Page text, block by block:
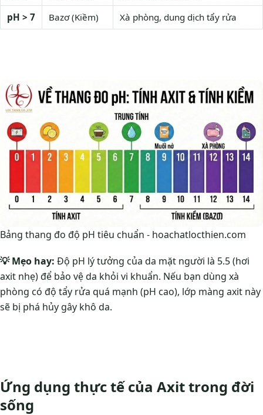
pH > 7
Bazơ (Kiềm) Xà phòng, dung dịch tẩy rửa
Bảng thang đo độ pH tiêu chuẩn - hoachatlocthien.com
💡 Mẹo hay: Độ pH lý tưởng của da mặt người là 5.5 (hơi
axit nhẹ) để bảo vệ da khỏi vi khuẩn. Nếu bạn dùng xà
phòng có độ tẩy rửa quá mạnh (pH cao), lớp màng axit này
sẽ bị phá hủy gây khô da.
Ứng dụng thực tế của Axit trong đời
sống